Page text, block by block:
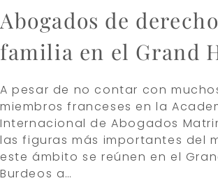
Abogados de
familia en el Grand
A pesar de no contar con
miembros franceses en la
Internacional de Abogados
las figuras más importantes del
este ámbito se reúnen en el
Burdeos a…